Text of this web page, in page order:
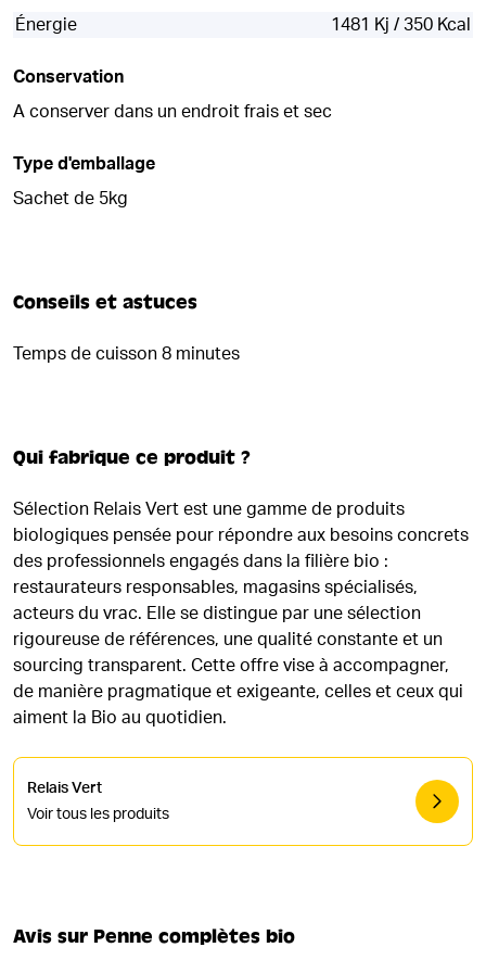
Énergie
1481 Kj / 350 Kcal
Conservation
A conserver dans un endroit frais et sec
Type d'emballage
Sachet de 5kg
Conseils et astuces
Temps de cuisson 8 minutes
Qui fabrique ce produit ?
Sélection Relais Vert est une gamme de produits
biologiques pensée pour répondre aux besoins concrets
des professionnels engagés dans la filière bio :
restaurateurs responsables, magasins spécialisés,
acteurs du vrac. Elle se distingue par une sélection
rigoureuse de références, une qualité constante et un
sourcing transparent. Cette offre vise à accompagner,
de manière pragmatique et exigeante, celles et ceux qui
aiment la Bio au quotidien.
Relais Vert
Voir tous les produits
Avis sur Penne complètes bio